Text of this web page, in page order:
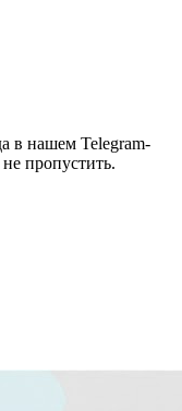
в нашем Telegram-
пропустить.